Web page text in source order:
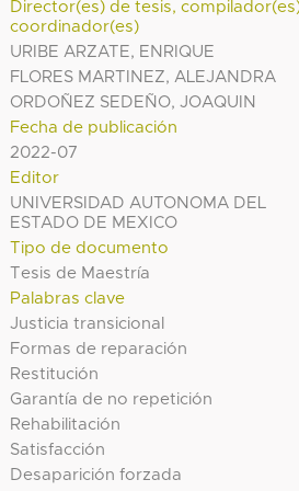
Director(es) de tesis,
coordinador(es)
URIBE ARZATE, ENRIQUE
FLORES MARTINEZ, ALEJANDRA
ORDOÑEZ SEDEÑO, JOAQUIN
Fecha de publicación
2022-07
Editor
UNIVERSIDAD AUTONOMA DEL
ESTADO DE MEXICO
Tipo de documento
Tesis de Maestría
Palabras clave
Justicia transicional
Formas de reparación
Restitución
Garantía de no repetición
Rehabilitación
Satisfacción
Desaparición forzada